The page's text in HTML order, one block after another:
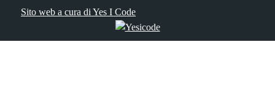
Sito web a cura di Yes I Code